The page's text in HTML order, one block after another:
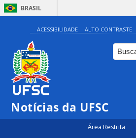
BRASIL
ACESSIBILIDADE ALTO CONTRASTE
Notícias da UFSC
Área Restrita